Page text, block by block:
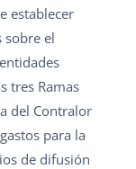
establecer
sobre el
tres Ramas
del Contralor
para la
de difusión